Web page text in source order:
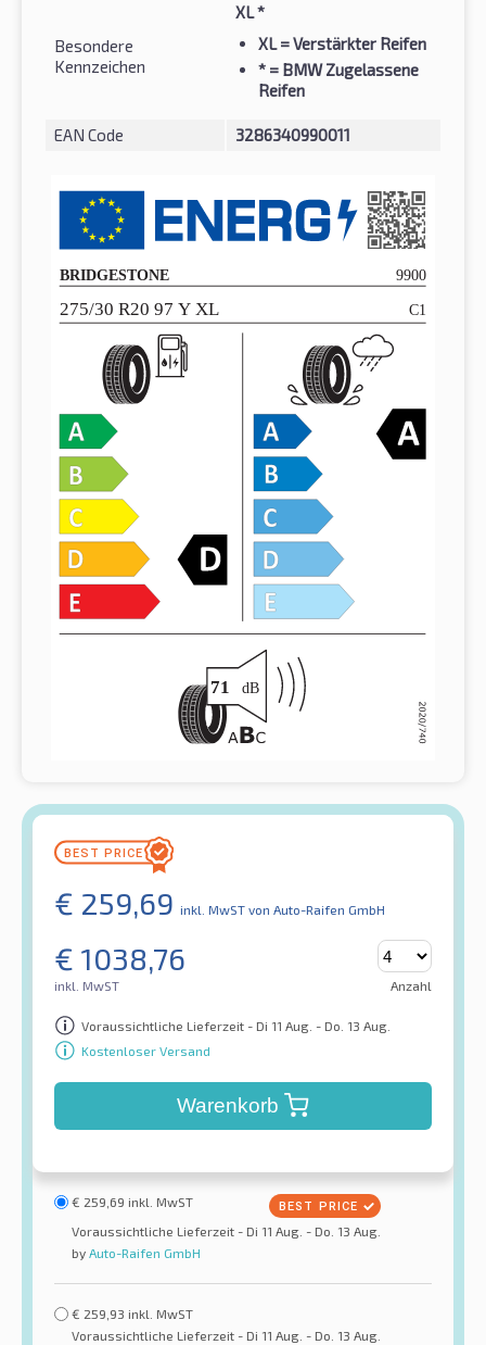
Besondere
Kennzeichen
XL *
XL= Verstärkter Reifen
* = BMW Zugelassene
Reifen
EAN Code 3286340990011
€ 259,69 inkl. MwST von Auto-Raifen GmbH
€ 1038,76
inkl. MwST Anzahl
Voraussichtliche Lieferzeit - Di 11 Aug. - Do. 13 Aug.
Kostenloser Versand
Warenkorb
€ 259,69 inkl. MwST
Voraussichtliche Lieferzeit - Di 11 Aug. - Do. 13 Aug.
by Auto-Raifen GmbH
€ 259,93 inkl. MwST
Voraussichtliche Lieferzeit - Di 11 Aug. - Do. 13 Aug.